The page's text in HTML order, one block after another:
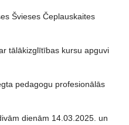
Čeplauskaites
kursu apguvi
pedagogu profesionālās
dienām 14.03.2025. un